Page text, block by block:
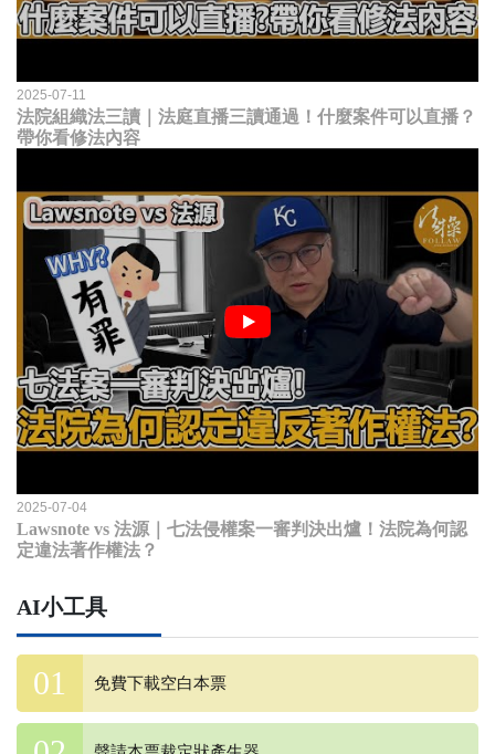
2025-07-11
法院組織法三讀｜法庭直播三讀通過！什麼案件可以直播？
帶你看修法內容
2025-07-04
Lawsnote vs 法源｜七法侵權案一審判決出爐！法院為何認
定違法著作權法？
AI小工具
免費下載空白本票